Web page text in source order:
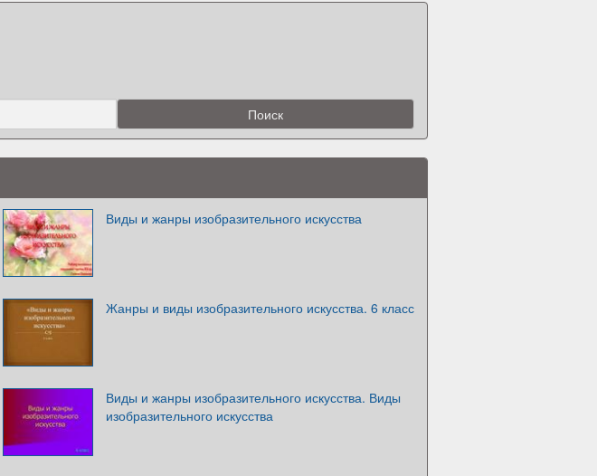
Виды и жанры изобразительного искусства
Жанры и виды изобразительного искусства. 6 класс
Виды и жанры изобразительного искусства. Виды
изобразительного искусства